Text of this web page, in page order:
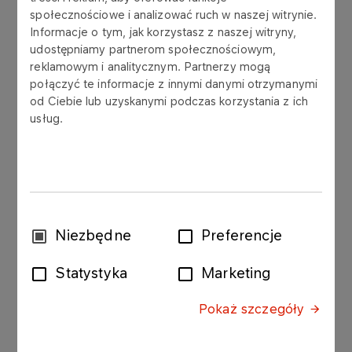
społecznościowe i analizować ruch w naszej witrynie.
Informacje o tym, jak korzystasz z naszej witryny,
udostępniamy partnerom społecznościowym,
reklamowym i analitycznym. Partnerzy mogą
połączyć te informacje z innymi danymi otrzymanymi
od Ciebie lub uzyskanymi podczas korzystania z ich
usług.
WybórNiezbędne Preferencje
Statystyka Marketing
Pokaż szczegóły
The Management Board of Grupa LOTOS S.A.
publishes a list of shareholders holding 5% or
more of total voting rights at the Extraordinary
General Meeting (EGM) of the Company held on
March 17th 2017:
State Treasury / 98,329,515 / 73.88% / 53.19%
Nationale Nederlanden OFE / 9,000,000 / 6.76% /